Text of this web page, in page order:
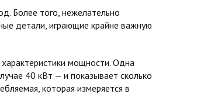
Более того, нежелательно
детали, играющие крайне важную
мощности. Одна
40 кВт — и показывает сколько
которая измеряется в